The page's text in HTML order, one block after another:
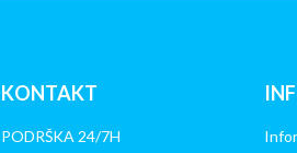
KONTAKT
PODRŠKA 24/7H